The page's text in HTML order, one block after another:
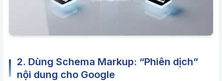
2. Dùng Schema Markup: “Phiên dịch”
nội dung cho Google